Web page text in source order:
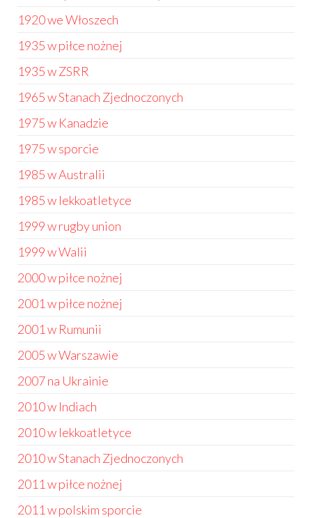
1920 we Włoszech
1935 w piłce nożnej
1935 w ZSRR
1965 w Stanach Zjednoczonych
1975 w Kanadzie
1975 w sporcie
1985 w Australii
1985 w lekkoatletyce
1999 w rugby union
1999 w Walii
2000 w piłce nożnej
2001 w piłce nożnej
2001 w Rumunii
2005 w Warszawie
2007 na Ukrainie
2010 w Indiach
2010 w lekkoatletyce
2010 w Stanach Zjednoczonych
2011 w piłce nożnej
2011 w polskim sporcie